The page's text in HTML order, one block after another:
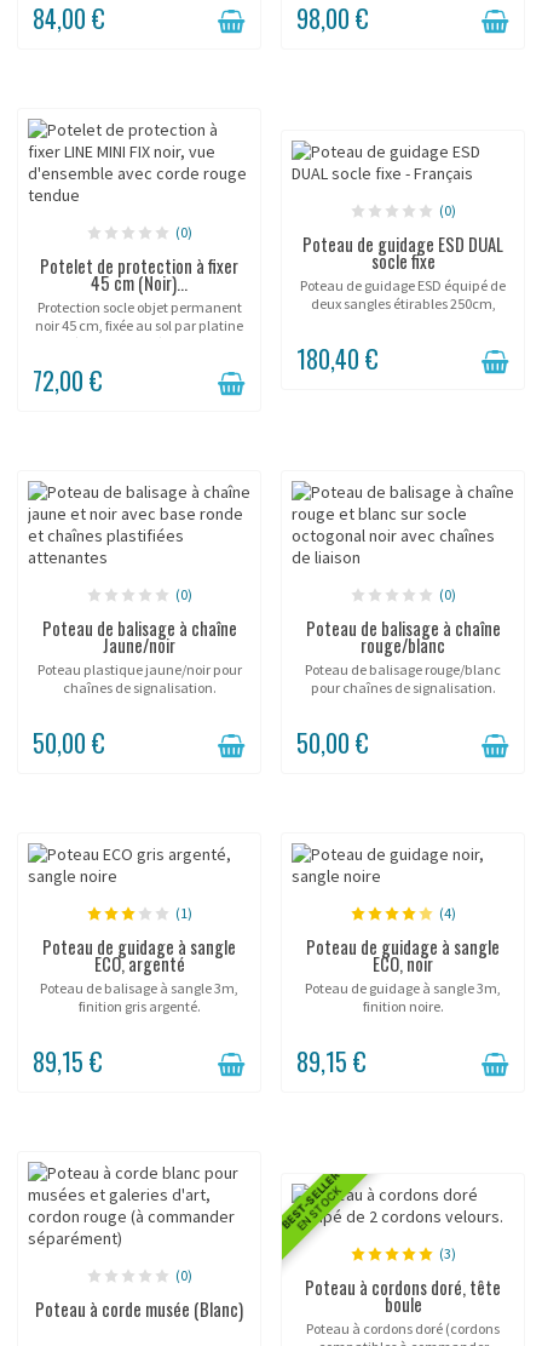
et sa corde 6mm, il offre une
solution de guidage...
84,00 € 98,00 €
(0)
Potelet de protection à fixer
45 cm (Noir)...
Protection socle objet permanent
noir 45 cm, fixée au sol par platine
à 3 vis, pour sécuriser
sculpture ou un présentoir en
showroom événementiel,...
72,00 €
(0)
Poteau de guidage ESD DUAL
socle fixe
Poteau de guidage ESD équipé de
deux sangles étirables 250cm,
180,40 €
(0)
Poteau de balisage à chaîne
Jaune/noir
Poteau plastique jaune/noir pour
chaînes de signalisation.
50,00 €
(0)
Poteau de balisage à chaîne
rouge/blanc
Poteau de balisage rouge/blanc
pour chaînes de signalisation.
50,00 €
(1)
Poteau de guidage à sangle
ECO, argenté
Poteau de balisage à sangle 3m,
finition gris argenté.
89,15 €
(4)
Poteau de guidage à sangle
ECO, noir
Poteau de guidage à sangle 3m,
finition noire.
89,15 €
(0)
Poteau à corde musée (Blanc)
BEST-SELLER
EN STOCK
(3)
Poteau à cordons doré, tête
boule
Poteau à cordons doré (cordons